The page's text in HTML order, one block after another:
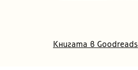
Книгата в Goodreads